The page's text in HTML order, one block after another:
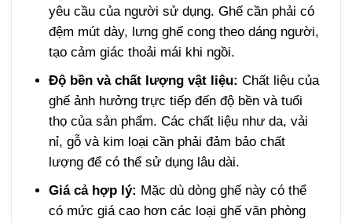
yêu cầu của người sử dụng. Ghế cần phải có
đệm mút dày, lưng ghế cong theo dáng người,
tạo cảm giác thoải mái khi ngồi.
Độ bền và chất lượng vật liệu: Chất liệu của
ghế ảnh hưởng trực tiếp đến độ bền và tuổi
thọ của sản phẩm. Các chất liệu như da, vải
nỉ, gỗ và kim loại cần phải đảm bảo chất
lượng để có thể sử dụng lâu dài.
Giá cả hợp lý: Mặc dù dòng ghế này có thể
có mức giá cao hơn các loại ghế văn phòng